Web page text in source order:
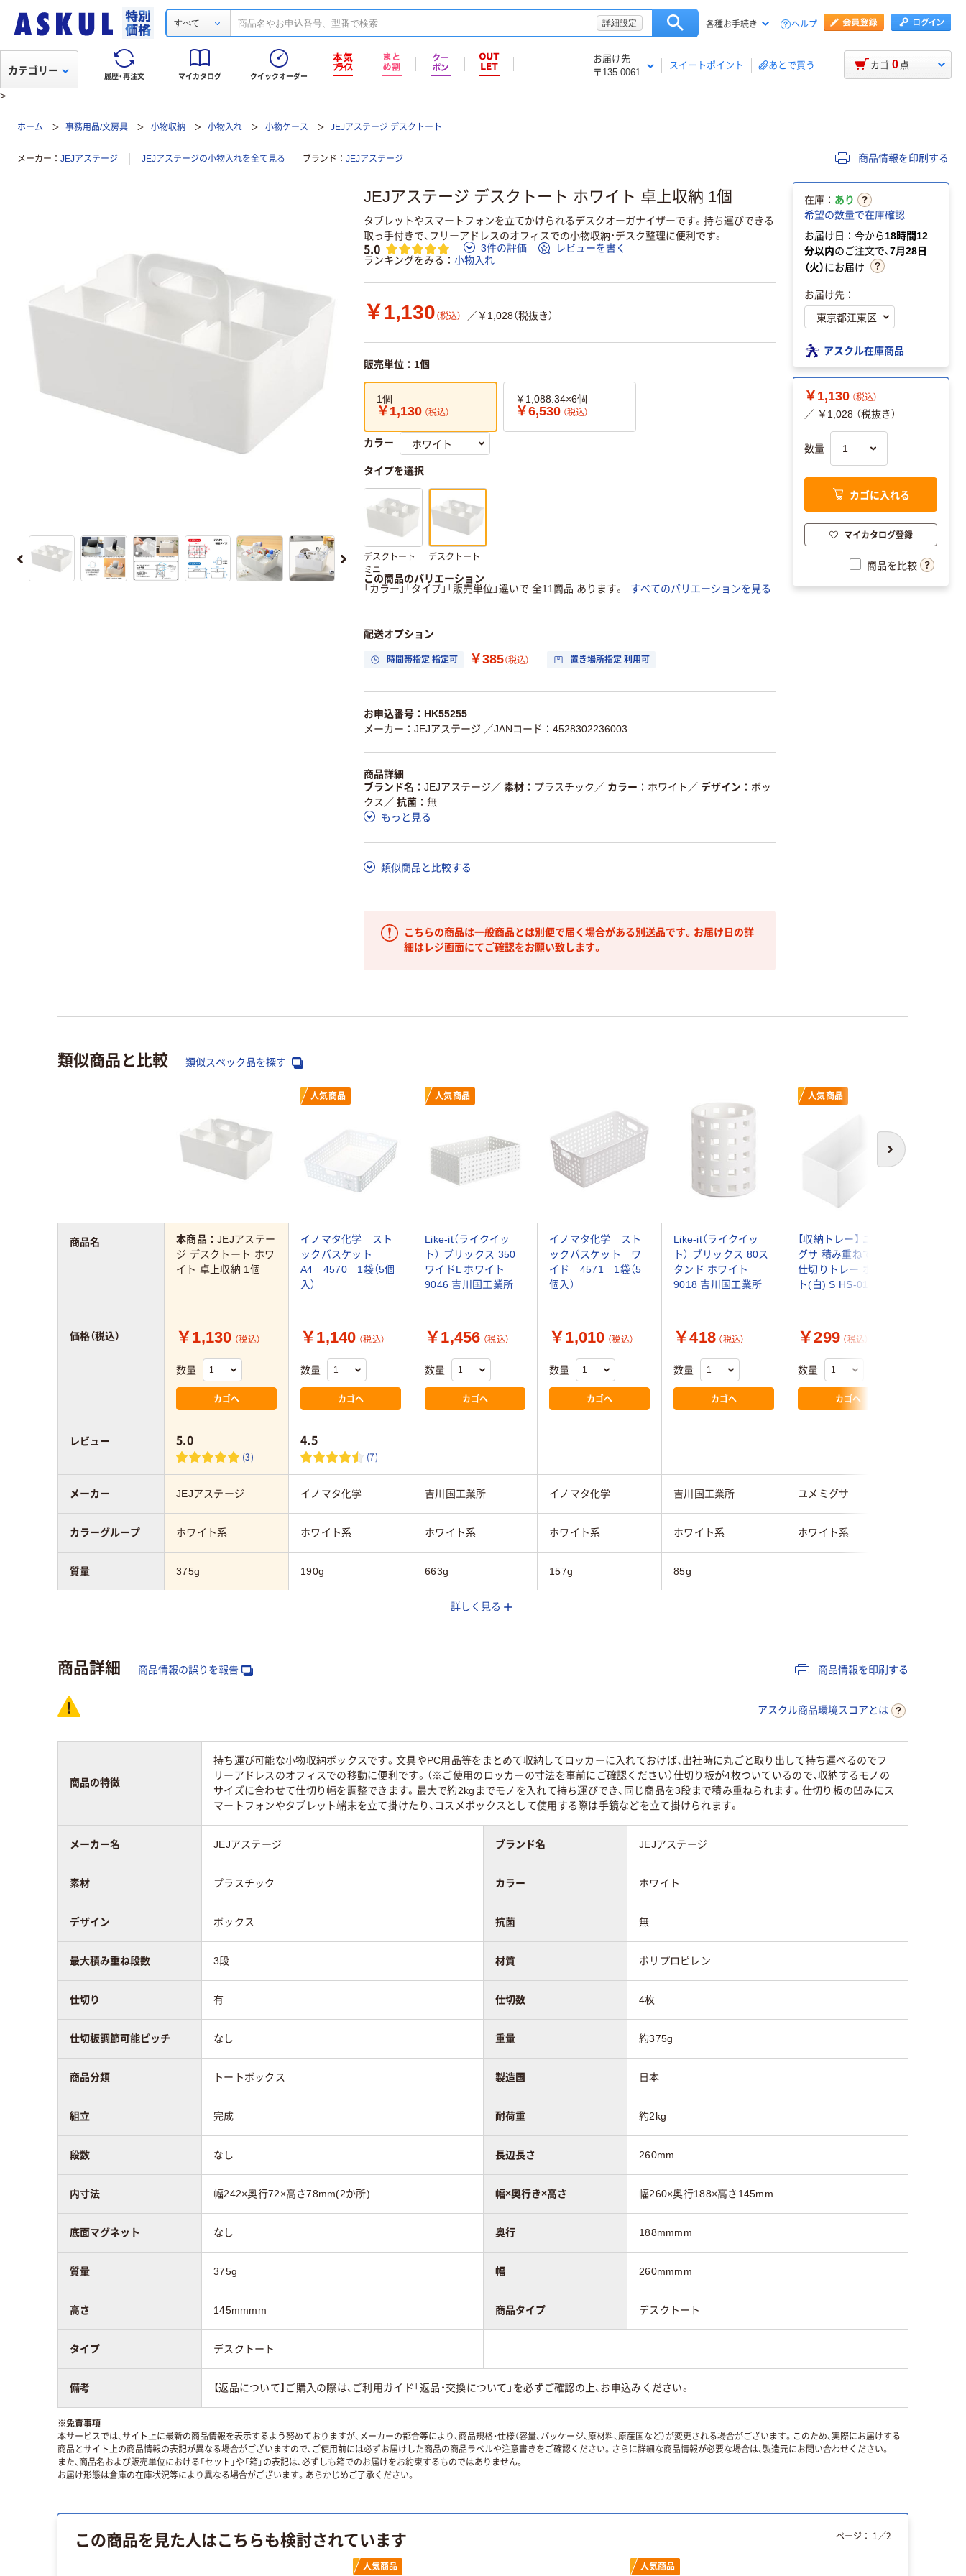
すべて 詳細設定 各種お手続き ヘルプ
履歴・再注文 マイカタログ クイックオーダー
お届け先
〒135-0061
スイートポイント あとで買う
カテゴリー カゴ 0 点
>
ホーム 事務用品/文房具 小物収納 小物入れ 小物ケース JEJアステージ デスクトート
メーカー JEJアステージ JEJアステージの小物入れを全て見る ブランド JEJアステージ 商品情報を印刷する
JEJアステージ デスクトート ホワイト 卓上収納 1個
タブレットやスマートフォンを立てかけられるデスクオーガナイザーです。持ち運びできる
取っ手付きで、フリーアドレスのオフィスでの小物収納・デスク整理に便利です。
5.0 3件の評価
レビューを書く
ランキングをみる
小物入れ
￥1,130 （税込） ／￥1,028（税抜き）
販売単位：1個
1個
￥1,130 （税込）
￥1,088.34×6個
￥6,530 （税込）
カラー
タイプを選択
デスクトート
ミニ
デスクトート
この商品のバリエーション
「カラー」「タイプ」「販売単位」違いで 全11商品 あります。
すべてのバリエーションを見る
配送オプション
時間帯指定 指定可 ￥385（税込） 置き場所指定 利用可
お申込番号：HK55255
メーカー：JEJアステージ ／JANコード：4528302236003
商品詳細
ブランド名
JEJアステージ ／ 素材 プラスチック ／ カラー ホワイト ／ デザイン
ボッ
クス ／ 抗菌
無
もっと見る
類似商品と比較する
こちらの商品は一般商品とは別便で届く場合がある別送品です。お届け日の詳
細はレジ画面にてご確認をお願い致します。
在庫： あり
希望の数量で在庫確認
お届け日：今から18時間12
分以内のご注文で、7月28日
（火）にお届け
お届け先：
アスクル在庫商品
￥1,130 （税込）
／ ￥1,028 （税抜き）
数量
カゴに入れる
マイカタログ登録
商品を比較
類似商品と比較 類似スペック品を探す
次へ
人気商品 人気商品 人気商品
本商品：JEJアステー
ジ デスクトート ホワ
イト 卓上収納 1個
イノマタ化学 スト
ックバスケット
A4 4570 1袋（5個
入）
Like-it（ライクイッ
ト） ブリックス 350
ワイドL ホワイト
9046 吉川国工業所
イノマタ化学 スト
ックバスケット ワ
イド 4571 1袋（5
個入）
Like-it（ライクイッ
ト） ブリックス 80ス
タンド ホワイト
9018 吉川国工業所
【収納トレー】 ユメミ
グサ 積み重ねできる
仕切りトレー ホワイ
ト(白) S HS-01 1個
￥1,130 （税込）
数量
カゴへ
￥1,140 （税込）
数量
カゴへ
￥1,456 （税込）
数量
カゴへ
￥1,010 （税込）
数量
カゴへ
￥418 （税込）
数量
カゴへ
￥299 （税込）
数量
カゴへ
5.0
(3)
4.5
(7)
JEJアステージ イノマタ化学 吉川国工業所 イノマタ化学 吉川国工業所 ユメミグサ
ホワイト系 ホワイト系 ホワイト系 ホワイト系 ホワイト系 ホワイト系
375g 190g 663g 157g 85g
350mmmm
商品名
価格（税込）
レビュー
メーカー
カラーグループ
質量
詳しく見る
商品詳細 商品情報の誤りを報告 商品情報を印刷する
アスクル商品環境スコアとは
商品の特徴
持ち運び可能な小物収納ボックスです。文具やPC用品等をまとめて収納してロッカーに入れておけば、出社時に丸ごと取り出して持ち運べるのでフ
リーアドレスのオフィスでの移動に便利です。（※ご使用のロッカーの寸法を事前にご確認ください）仕切り板が4枚ついているので、収納するモノの
サイズに合わせて仕切り幅を調整できます。最大で約2kgまでモノを入れて持ち運びでき、同じ商品を3段まで積み重ねられます。仕切り板の凹みにス
マートフォンやタブレット端末を立て掛けたり、コスメボックスとして使用する際は手鏡などを立て掛けられます。
メーカー名 JEJアステージ ブランド名 JEJアステージ
素材 プラスチック カラー ホワイト
デザイン ボックス 抗菌 無
最大積み重ね段数 3段 材質 ポリプロピレン
仕切り 有 仕切数 4枚
仕切板調節可能ピッチ なし 重量 約375g
商品分類 トートボックス 製造国 日本
組立 完成 耐荷重 約2kg
段数 なし 長辺長さ 260mm
内寸法 幅242×奥行72×高さ78mm(2か所) 幅×奥行き×高さ 幅260×奥行188×高さ145mm
底面マグネット なし 奥行 188mmmm
質量 375g 幅 260mmmm
高さ 145mmmm 商品タイプ デスクトート
タイプ デスクトート
備考 【返品について】ご購入の際は、ご利用ガイド「返品・交換について」を必ずご確認の上、お申込みください。
※免責事項
本サービスでは、サイト上に最新の商品情報を表示するよう努めておりますが、メーカーの都合等により、商品規格・仕様（容量、パッケージ、原材料、原産国など）が変更される場合がございます。このため、実際にお届けする
商品とサイト上の商品情報の表記が異なる場合がございますので、ご使用前には必ずお届けした商品の商品ラベルや注意書きをご確認ください。さらに詳細な商品情報が必要な場合は、製造元にお問い合わせください。
また、商品名および販売単位における「セット」や「箱」の表記は、必ずしも箱でのお届けをお約束するものではありません。
お届け形態は倉庫の在庫状況等により異なる場合がございます。あらかじめご了承ください。
この商品を見た人はこちらも検討されています
人気商品 人気商品
ページ： 1 ／2